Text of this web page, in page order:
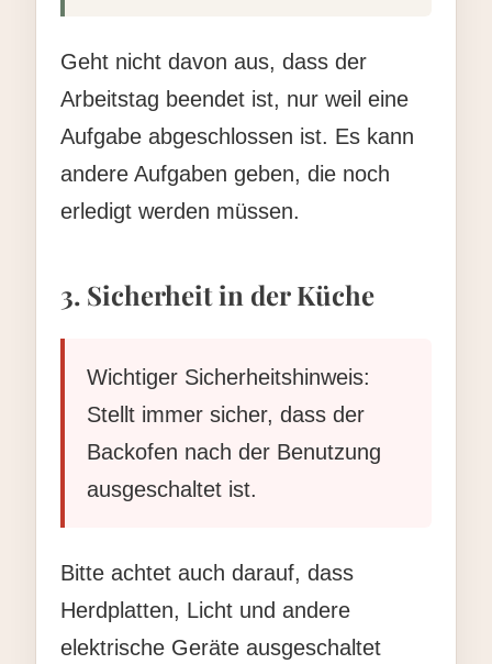
Geht nicht davon aus, dass der
Arbeitstag beendet ist, nur weil eine
Aufgabe abgeschlossen ist. Es kann
andere Aufgaben geben, die noch
erledigt werden müssen.
3. Sicherheit in der Küche
Wichtiger Sicherheitshinweis:
Stellt immer sicher, dass der
Backofen nach der Benutzung
ausgeschaltet ist.
Bitte achtet auch darauf, dass
Herdplatten, Licht und andere
elektrische Geräte ausgeschaltet